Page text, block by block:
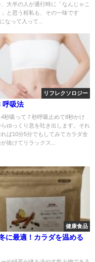
、大半の人が通行時に「なんじゃこ
」と思う程私も、その一味です
なって入って...
リフレクソロジー
呼吸法
秒吸って７秒呼吸止めて8秒かけ
らゆっくり息を吐き出します。それ
れば10分5分でもしてみてカラダ全
抜けてリラックス...
健康食品
に最適！カラダを温める